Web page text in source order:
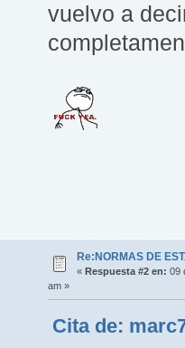
vuelvo a
Re:NORMAS DE
« Respuesta #2 en: 09
am »
Cita de: